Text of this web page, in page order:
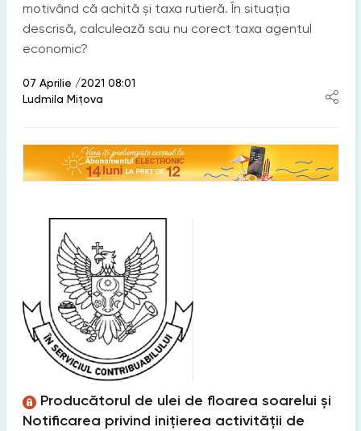
motivând că achită și taxa rutieră. În situația
descrisă, calculează sau nu corect taxa agentul
economic?
07 Aprilie /2021 08:01
Ludmila Mițova
Producătorul de ulei de floarea soarelui și
Notificarea privind iniţierea activităţii de